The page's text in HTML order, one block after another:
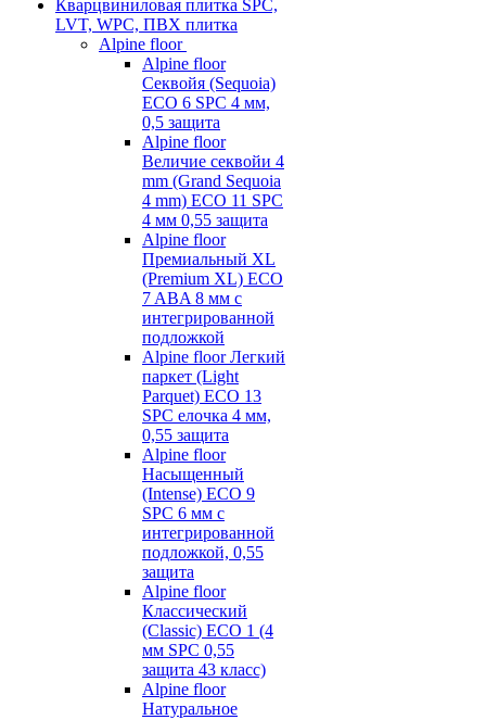
Кварцвиниловая плитка SPC,
LVT, WPC, ПВХ плитка
Alpine floor
Alpine floor
Секвойя (Sequoia)
ECO 6 SPC 4 мм,
0,5 защита
Alpine floor
Величие секвойи 4
mm (Grand Sequoia
4 mm) ECO 11 SPC
4 мм 0,55 защита
Alpine floor
Премиальный XL
(Premium XL) ECO
7 ABA 8 мм с
интегрированной
подложкой
Alpine floor Легкий
паркет (Light
Parquet) ECO 13
SPC елочка 4 мм,
0,55 защита
Alpine floor
Насыщенный
(Intense) ECO 9
SPC 6 мм с
интегрированной
подложкой, 0,55
защита
Alpine floor
Классический
(Classic) ECO 1 (4
мм SPC 0,55
защита 43 класс)
Alpine floor
Натуральное